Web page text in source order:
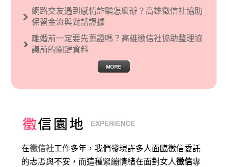
網路交友遇到感情詐騙怎麼辦？高雄徵信社協助
保留金流與對話證據
離婚前一定要先蒐證嗎？高雄徵信社協助整理協
議前的關鍵資料
在徵信社工作多年，我們發現許多人面臨徵信委託
的忐忑與不安，而這種緊繃情緒在面對女人徵信專